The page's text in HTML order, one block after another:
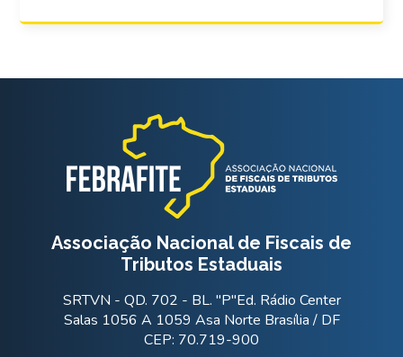
Associação Nacional de Fiscais de
Tributos Estaduais
SRTVN - QD. 702 - BL. "P"Ed. Rádio Center
Salas 1056 A 1059 Asa Norte Brasília / DF
CEP: 70.719-900